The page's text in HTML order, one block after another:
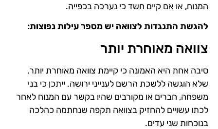
המנוח, או אם קיים חשד כי נערכה בכפייה.
להגשת התנגדות לצוואה יש מספר עילות נפוצות:
צוואה מאוחרת יותר
סיבה אחת היא האמונה כי קיימת צוואה מאוחרת יותר,
שלא הוגשה ללשכת הרשם לענייני ירושה. ייתכן כי בני
משפחה, חברים או מקורבים שהיו בקשר עם המנוח לאחר
לכתו עשויים להחזיק בצוואה תקפה שנחתמה כהלכה
בנוכחות שני עדים.